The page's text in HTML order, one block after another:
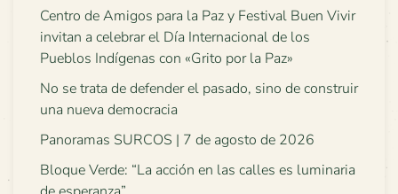
Centro de Amigos para la Paz y Festival Buen Vivir
invitan a celebrar el Día Internacional de los
Pueblos Indígenas con «Grito por la Paz»
No se trata de defender el pasado, sino de construir
una nueva democracia
Panoramas SURCOS | 7 de agosto de 2026
Bloque Verde: “La acción en las calles es luminaria